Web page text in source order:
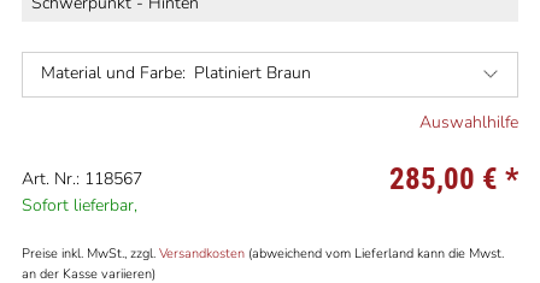
Material und Farbe: Platiniert Braun
Auswahlhilfe
Art. Nr.: 118567
Sofort lieferbar,
285,00 € *
Preise inkl. MwSt., zzgl. Versandkosten(abweichend vom Lieferland kann die Mwst.
an der Kasse variieren)